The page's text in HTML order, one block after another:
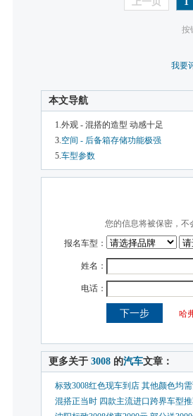
按
我要
本文导航
1.外观 - 混搭的造型 动感十足
3.空间 - 后备箱存储功能极强
5.车型参数
更多关于 3008 的汽车文章：
标致3008红色现车到店 其他颜色均
混搭正当时 四款主流进口跨界车型